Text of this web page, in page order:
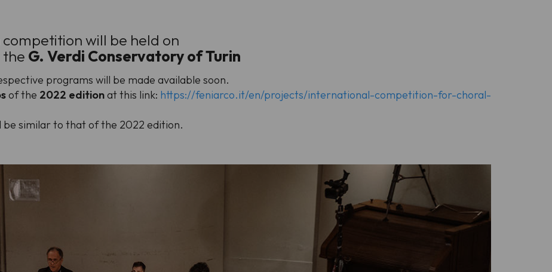
competition will be held on
G. Verdi Conservatory of Turin
programs will be made available soon.
of the 2022 editionat this link: https://feniarco.it/en/projects/international-competition-for-choral-
similar to that of the 2022 edition.